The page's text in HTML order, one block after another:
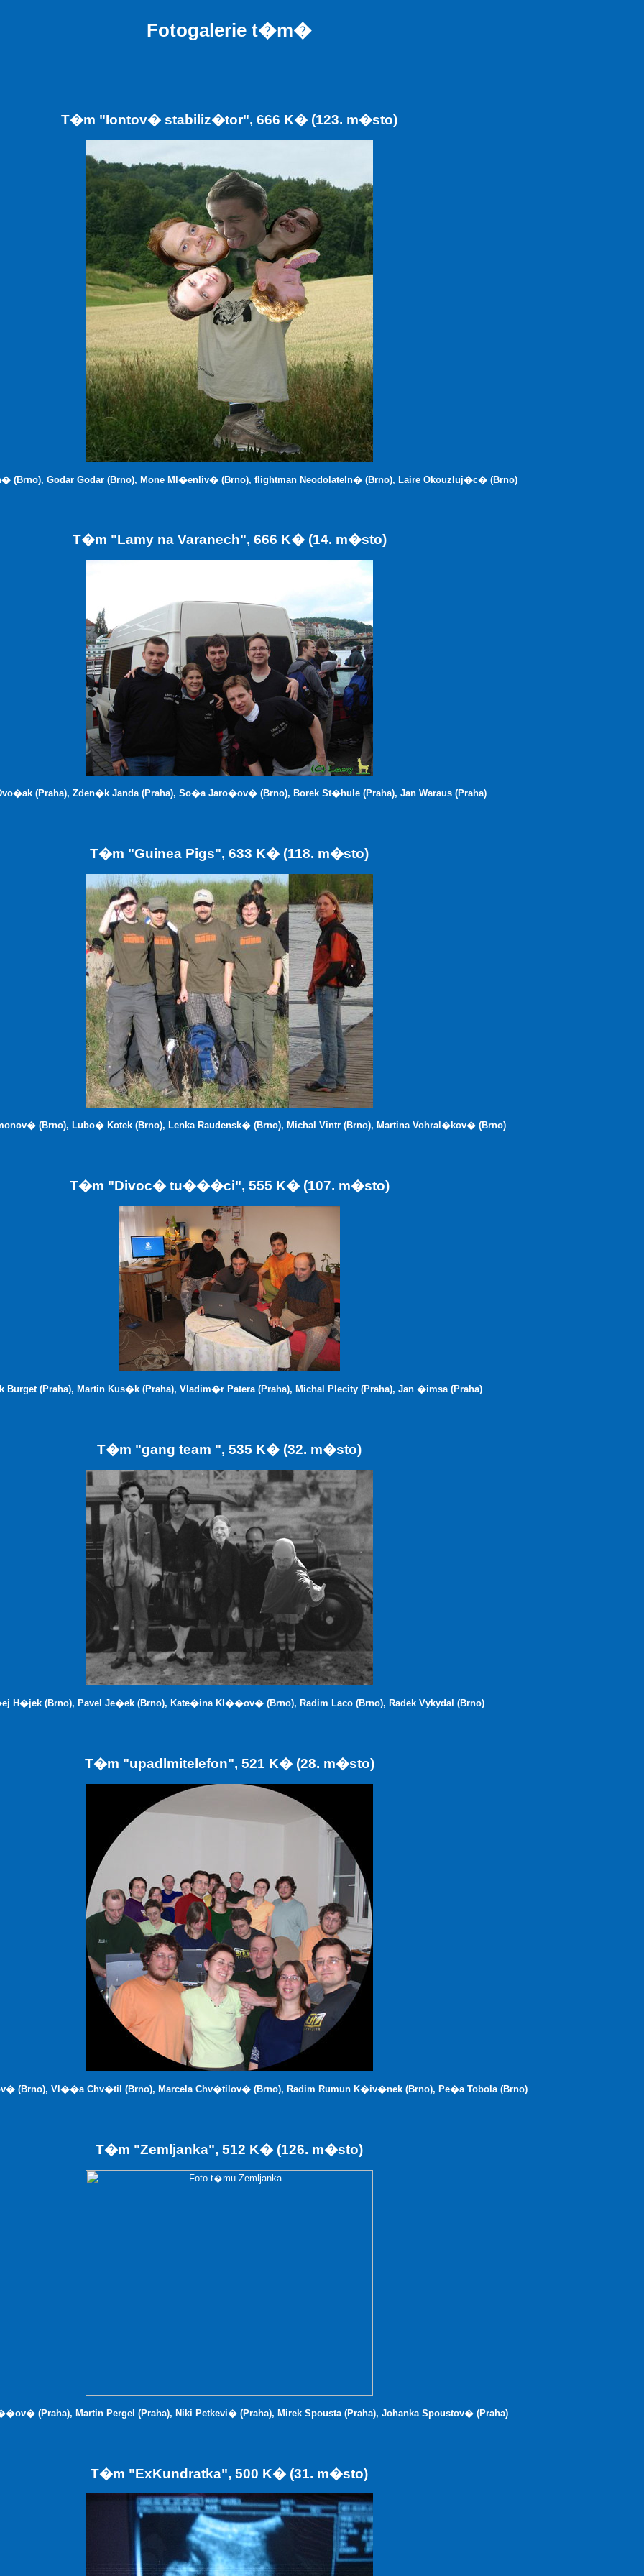
Fotogalerie t�m�
T�m "Iontov� stabiliz�tor", 666 K� (123. m�sto)
(Brno), Godar Godar (Brno), Mone Ml�enliv� (Brno), flightman Neodolateln� (Brno), Laire Okouzluj�c� (Brno)
T�m "Lamy na Varanech", 666 K� (14. m�sto)
(Praha), Zden�k Janda (Praha), So�a Jaro�ov� (Brno), Borek St�hule (Praha), Jan Waraus (Praha)
T�m "Guinea Pigs", 633 K� (118. m�sto)
(Brno), Lubo� Kotek (Brno), Lenka Raudensk� (Brno), Michal Vintr (Brno), Martina Vohral�kov� (Brno)
T�m "Divoc� tu���ci", 555 K� (107. m�sto)
Burget (Praha), Martin Kus�k (Praha), Vladim�r Patera (Praha), Michal Plecity (Praha), Jan �imsa (Praha)
T�m "gang team ", 535 K� (32. m�sto)
H�jek (Brno), Pavel Je�ek (Brno), Kate�ina Kl��ov� (Brno), Radim Laco (Brno), Radek Vykydal (Brno)
T�m "upadlmitelefon", 521 K� (28. m�sto)
(Brno), Vl��a Chv�til (Brno), Marcela Chv�tilov� (Brno), Radim Rumun K�iv�nek (Brno), Pe�a Tobola (Brno)
T�m "Zemljanka", 512 K� (126. m�sto)
(Praha), Martin Pergel (Praha), Niki Petkevi� (Praha), Mirek Spousta (Praha), Johanka Spoustov� (Praha)
T�m "ExKundratka", 500 K� (31. m�sto)